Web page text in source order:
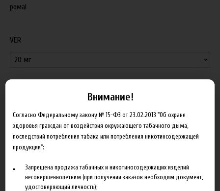
рома!
VER
В корзину
Добавить в сравнение
Внимание!
Согласно Федеральному закону № 15-ФЗ от 23.02.2013 "Об охране
здоровья граждан от воздействия окружающего табачного дыма,
последствий потребления табака или потребления никотинсодержащей
продукции":
Запрещена продажа табачных и никотиносодержащих изделий
несовершеннолетним (при получении заказов необходим документ,
удостоверяющий личность);